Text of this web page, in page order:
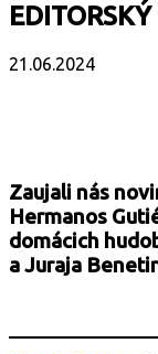
21.06.2024
Zaujali nás
Hermanos
domácich
a Juraja